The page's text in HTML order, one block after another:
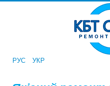
РУС УКР